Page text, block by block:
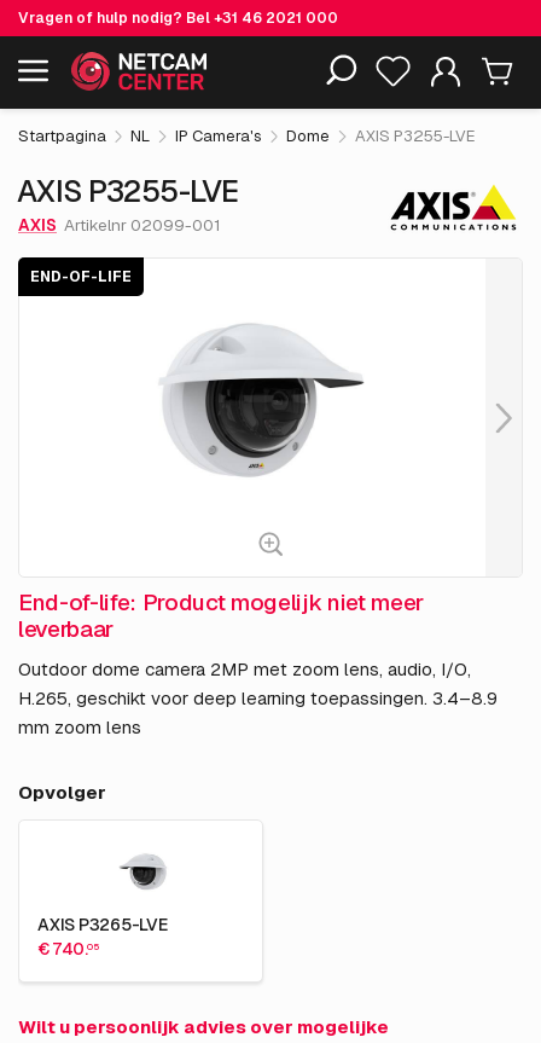
Vragen of hulp nodig? Bel+31 46 2021 000
Inclusief EOL-producten
AXIS P3255-LVE € 806. 55
excl. BTW
Startpagina NL IP Camera's Dome AXIS P3255-LVE
AXIS P3255-LVE
AXIS Artikelnr 02099-001
END-OF-LIFE
End-of-life: Product mogelijk niet meer
leverbaar
Outdoor dome camera 2MP met zoom lens, audio, I/O,
H.265, geschikt voor deep learning toepassingen. 3.4–8.9
mm zoom lens
Opvolger
AXIS P3265-LVE
€ 740.05
Wilt u persoonlijk advies over mogelijke